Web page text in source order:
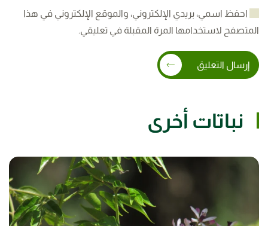
احفظ اسمي، بريدي الإلكتروني، والموقع الإلكتروني في هذا
المتصفح لاستخدامها المرة المقبلة في تعليقي.
إرسال التعليق
نباتات أخرى